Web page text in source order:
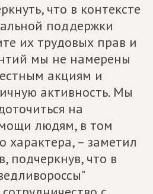
что в контексте
поддержки
их трудовых прав и
мы не намерены
акциям и
активность. Мы
на
людям, в том
характера, – заметил
подчеркнув, что в